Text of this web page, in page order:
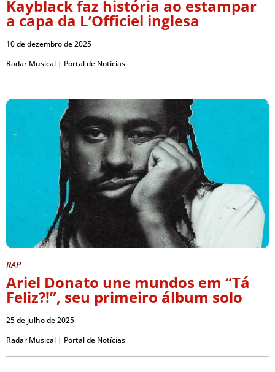
Kayblack faz história ao estampar
a capa da L’Officiel inglesa
10 de dezembro de 2025
Radar Musical | Portal de Notícias
RAP
Ariel Donato une mundos em “Tá
Feliz?!”, seu primeiro álbum solo
25 de julho de 2025
Radar Musical | Portal de Notícias